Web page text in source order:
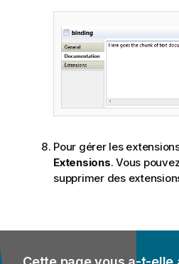
Pour gérer les
Extensions. Vous
supprimer des